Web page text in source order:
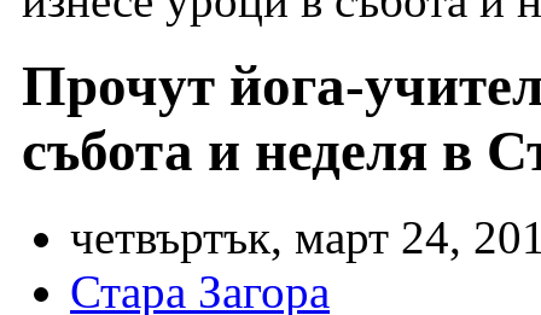
Прочут йога-
събота и неделя в
четвъртък, март 24,
Стара Загора